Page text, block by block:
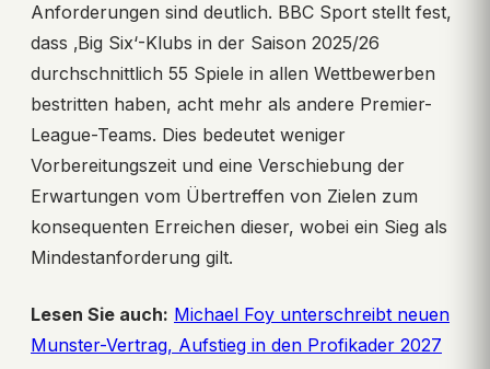
Anforderungen sind deutlich. BBC Sport stellt fest,
dass ‚Big Six‘-Klubs in der Saison 2025/26
durchschnittlich 55 Spiele in allen Wettbewerben
bestritten haben, acht mehr als andere Premier-
League-Teams. Dies bedeutet weniger
Vorbereitungszeit und eine Verschiebung der
Erwartungen vom Übertreffen von Zielen zum
konsequenten Erreichen dieser, wobei ein Sieg als
Mindestanforderung gilt.
Lesen Sie auch: Michael Foy unterschreibt neuen
Munster-Vertrag, Aufstieg in den Profikader 2027